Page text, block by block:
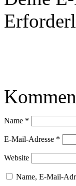
Name *
E-Mail-Adresse *
Website
Name, E-Mail-